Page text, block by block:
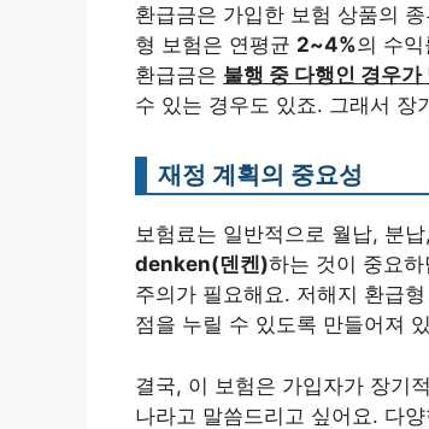
환급금은 가입한 보험 상품의
형 보험은 연평균 2~4%의 수
환급금은 불행 중 다행인 경우가
수 있는 경우도 있죠. 그래서 장
재정 계획의 중요성
보험료는 일반적으로 월납, 분
denken(덴켄)하는 것이 중요
주의가 필요해요. 저해지 환급
점을 누릴 수 있도록 만들어져
결국, 이 보험은 가입자가 장기
나라고 말씀드리고 싶어요. 다